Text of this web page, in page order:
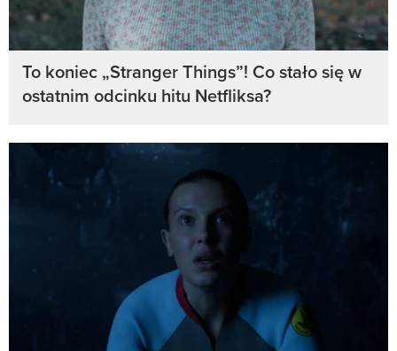
To koniec „Stranger Things”! Co stało się w
ostatnim odcinku hitu Netfliksa?